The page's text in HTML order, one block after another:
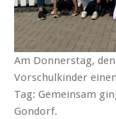
Am Donnerstag,
Vorschulkinder
Tag: Gemeinsam
Gondorf.